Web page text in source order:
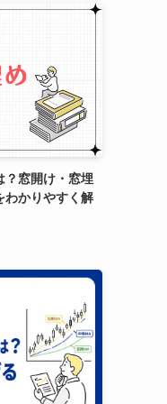
？窓開け・窓埋
わかりやすく解